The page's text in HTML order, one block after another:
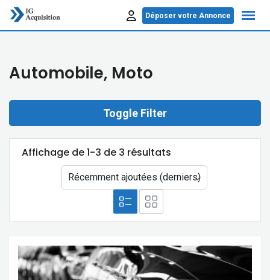
Skip
Déposer votre Annonce
Automobile, Moto
Toggle Filter
Affichage de 1-3 de 3 résultats